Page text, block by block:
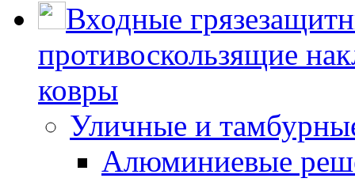
Входные
противоскользящие
ковры
Уличные и
Алюминиевые